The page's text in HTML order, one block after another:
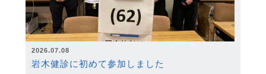
2026.07.08
岩木健診に初めて参加しました